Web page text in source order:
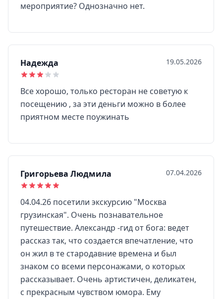
мероприятие? Однозначно нет.
Надежда 19.05.2026
Все хорошо, только ресторан не советую к
посещению , за эти деньги можно в более
приятном месте поужинать
Григорьева Людмила 07.04.2026
04.04.26 посетили экскурсию "Москва
грузинская". Очень познавательное
путешествие. Александр -гид от бога: ведет
рассказ так, что создается впечатление, что
он жил в те стародавние времена и был
знаком со всеми персонажами, о которых
рассказывает. Очень артистичен, деликатен,
с прекрасным чувством юмора. Ему